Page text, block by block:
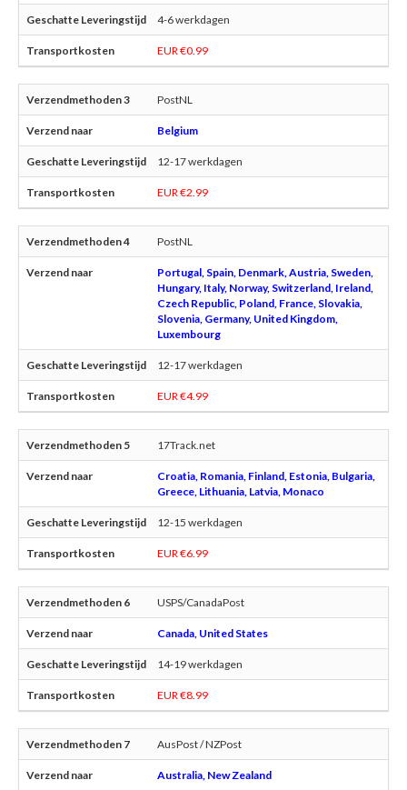
4-6 werkdagen
EUR €0.99
PostNL
Belgium
12-17 werkdagen
EUR €2.99
PostNL
Portugal, Spain, Denmark, Austria, Sweden,
Hungary, Italy, Norway, Switzerland, Ireland,
Czech Republic, Poland, France, Slovakia,
Slovenia, Germany, United Kingdom,
Luxembourg
12-17 werkdagen
EUR €4.99
17Track.net
Croatia, Romania, Finland, Estonia, Bulgaria,
Greece, Lithuania, Latvia, Monaco
12-15 werkdagen
EUR €6.99
USPS/CanadaPost
Canada, United States
14-19 werkdagen
EUR €8.99
AusPost / NZPost
Australia, New Zealand